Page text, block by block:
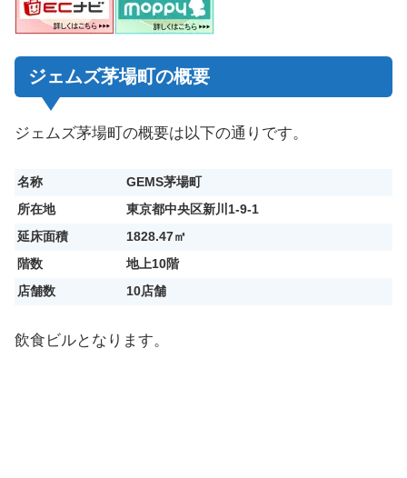
ジェムズ茅場町の概要
ジェムズ茅場町の概要は以下の通りです。
名称
GEMS茅場町
所在地
東京都中央区新川1-9-1
延床面積
1828.47㎡
階数
地上10階
店舗数
10店舗
飲食ビルとなります。